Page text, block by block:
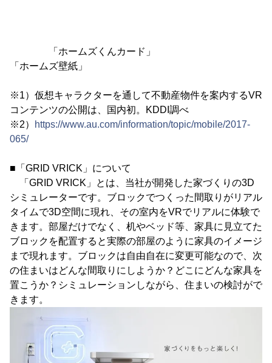
「ホームズくんカード」
「ホームズ壁紙」
※1）仮想キャラクターを通して不動産物件を案内するVR
コンテンツの公開は、国内初。KDDI調べ
※2）
https://www.au.com/information/topic/mobile/2017-
065/
■「GRID VRICK」について
「GRID VRICK」とは、当社が開発した家づくりの3D
シミュレーターです。ブロックでつくった間取りがリアル
タイムで3D空間に現れ、その室内をVRでリアルに体験で
きます。部屋だけでなく、机やベッド等、家具に見立てた
ブロックを配置すると実際の部屋のように家具のイメージ
まで現れます。ブロックは自由自在に変更可能なので、次
の住まいはどんな間取りにしようか？どこにどんな家具を
置こうか？シミュレーションしながら、住まいの検討がで
きます。